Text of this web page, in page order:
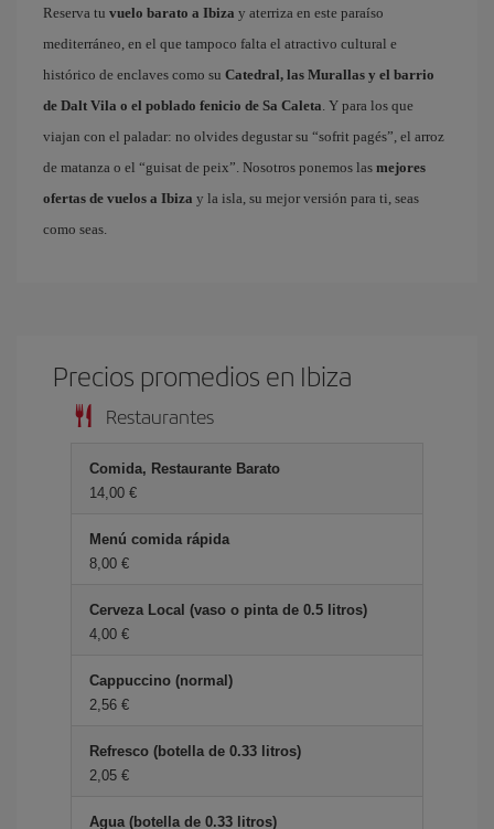
Reserva tu vuelo barato a Ibiza y aterriza en este paraíso
mediterráneo, en el que tampoco falta el atractivo cultural e
histórico de enclaves como su Catedral, las Murallas y el barrio
de Dalt Vila o el poblado fenicio de Sa Caleta. Y para los que
viajan con el paladar: no olvides degustar su “sofrit pagés”, el arroz
de matanza o el “guisat de peix”. Nosotros ponemos las mejores
ofertas de vuelos a Ibiza y la isla, su mejor versión para ti, seas
como seas.
Precios promedios en Ibiza
Restaurantes
Comida, Restaurante Barato
14,00 €
Menú comida rápida
8,00 €
Cerveza Local (vaso o pinta de 0.5 litros)
4,00 €
Cappuccino (normal)
2,56 €
Refresco (botella de 0.33 litros)
2,05 €
Agua (botella de 0.33 litros)